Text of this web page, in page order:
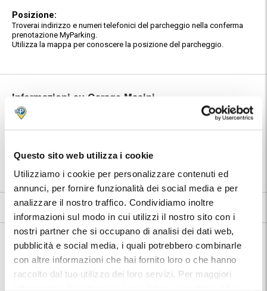
Questo sito web utilizza i cookie
Utilizziamo i cookie per personalizzare contenuti ed
annunci, per fornire funzionalità dei social media e per
analizzare il nostro traffico. Condividiamo inoltre
informazioni sul modo in cui utilizzi il nostro sito con i
nostri partner che si occupano di analisi dei dati web,
pubblicità e social media, i quali potrebbero combinarle
con altre informazioni che hai fornito loro o che hanno
raccolto dal tuo utilizzo dei loro servizi. Per maggiori
Posizione:
Troverai indirizzo e numeri telefonici del parcheggio nella conferma
prenotazione MyParking.
Utilizza la mappa per conoscere la posizione del parcheggio.
Informazioni su Garage Masini
🅿️ Caratteristiche:
📍 Destinazioni servite:
|Stazione di Bologna Centrale
9.3 252 recensioniVedi tutte
Nelle vicinanze:
Garage Masini si trova a circa 200 metri dalla Stazione Centrale di
Bologna e di fronte alla Fermata FlixBus Bologna.
delle strutture fieristiche più grandi e importanti d'Italia, e a metà strada